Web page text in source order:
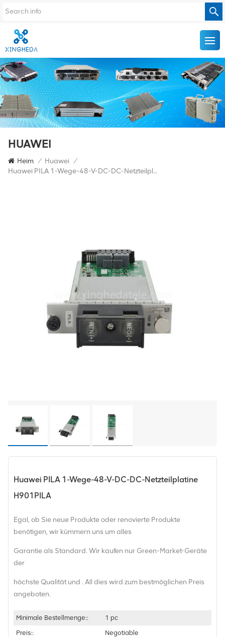
HUAWEI
Heim / Huawei /
Huawei PILA 1-Wege-48-V-DC-DC-Netzteilplatine H901PILA
Huawei PILA 1-Wege-48-V-DC-DC-Netzteilplatine
H901PILA
Egal, ob Sie neue Produkte oder renovierte Produkte
benötigen, wir kümmern uns um alles
Garantie als Standard. Wir kaufen nur Green-Market-Geräte
der
höchste Qualität und . All dies wird zum bestmöglichen Preis
angeboten.
Minimale Bestellmenge::
1 pc
Preis::
Negotiable